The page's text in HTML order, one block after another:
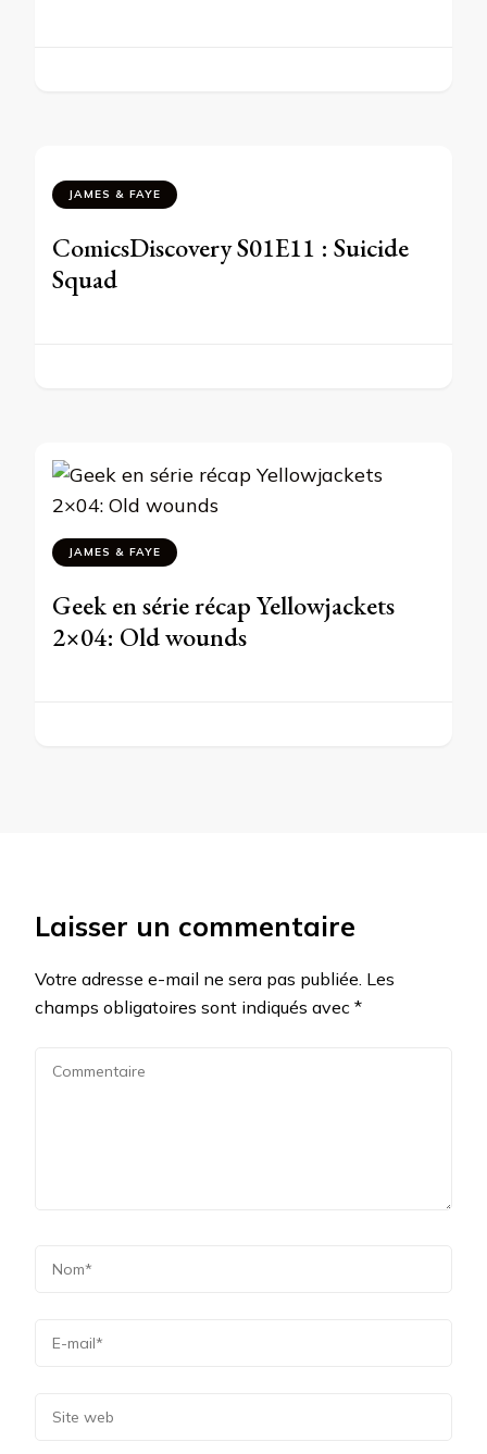
JAMES & FAYE
ComicsDiscovery S01E11 : Suicide
Squad
JAMES & FAYE
Geek en série récap Yellowjackets
2×04: Old wounds
Laisser un commentaire
Votre adresse e-mail ne sera pas publiée. Les
champs obligatoires sont indiqués avec *